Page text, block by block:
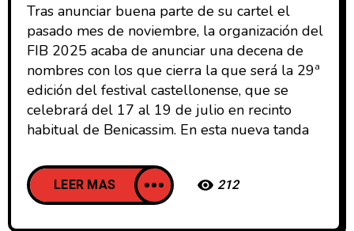
Tras anunciar buena parte de su cartel el
pasado mes de noviembre, la organización del
FIB 2025 acaba de anunciar una decena de
nombres con los que cierra la que será la 29ª
edición del festival castellonense, que se
celebrará del 17 al 19 de julio en recinto
habitual de Benicassim. En esta nueva tanda
LEER MAS 212